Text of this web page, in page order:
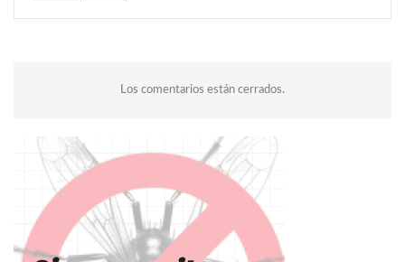
Los comentarios están cerrados.